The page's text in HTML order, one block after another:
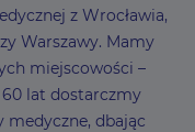
z Wrocławia,
Warszawy. Mamy
miejscowości –
lat dostarczmy
dbając